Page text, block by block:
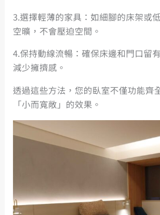
3.選擇輕薄的家具：如細腳的床架或
空曠，不會壓迫空間。
4.保持動線流暢：確保床邊和門口留
減少擁擠感。
透過這些方法，您的臥室不僅功能齊
「小而寬敞」的效果。